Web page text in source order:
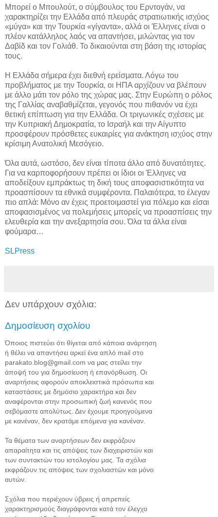
Μπορεί ο Μπουλούτ, ο σύμβουλος του Ερντογάν, να
χαρακτηρίζει την Ελλάδα από πλευράς στρατιωτικής ισχύος
«μύγα» και την Τουρκία «γίγαντα», αλλά οι Έλληνες είναι ο
πλέον κατάλληλος λαός να απαντήσει, μιλώντας για τον
Δαβίδ και τον Γολιάθ. Το δικαιούνται στη βάση της ιστορίας
τους.
Η Ελλάδα σήμερα έχει διεθνή ερείσματα. Λόγω του
προβλήματος με την Τουρκία, οι ΗΠΑ αρχίζουν να βλέπουν
με άλλο μάτι τον ρόλο της χώρας μας. Στην Ευρώπη ο ρόλος
της Γαλλίας αναβαθμίζεται, γεγονός που πιθανόν να έχει
θετική επίπτωση για την Ελλάδα. Οι τριγωνικές σχέσεις με
την Κυπριακή Δημοκρατία, το Ισραήλ και την Αίγυπτο
προσφέρουν πρόσθετες ευκαιρίες για ανάκτηση ισχύος στην
κρίσιμη Ανατολική Μεσόγειο.
Όλα αυτά, ωστόσο, δεν είναι τίποτα άλλο από δυνατότητες.
Για να καρποφορήσουν πρέπει οι ίδιοι οι Έλληνες να
αποδείξουν εμπράκτως τη δική τους αποφασιστικότητα να
προασπίσουν τα εθνικά συμφέροντα. Παλαιότερα, το έλεγαν
πιο απλά: Μόνο αν έχεις προετοιμαστεί για πόλεμο και είσαι
αποφασισμένος να πολεμήσεις μπορείς να προασπίσεις την
ελευθερία και την ανεξαρτησία σου. Όλα τα άλλα είναι
φούμαρα…
SLPress
Δεν υπάρχουν σχόλια:
Δημοσίευση σχολίου
Όποιος πιστεύει ότι θίγεται από κάποια ανάρτηση
ή θέλει να απαντήσει αρκεί ένα απλό mail στο
parakato.blog@gmail.com να μας στείλει την
άποψή του για δημοσίευση ή επανόρθωση. Οι
αναρτήσεις αφορούν αποκλειστικά πρόσωπα και
καταστάσεις με δημόσιο χαρακτήρα και δεν
αναφέρονται στην προσωπική ζωή κανενός που
σεβόμαστε απολύτως. Δεν έχουμε προηγούμενα
με κανέναν, δεν κρατάμε επόμενα για κανέναν.
Τα θέματα των αναρτήσεων δεν εκφράζουν
απαραίτητα και τις απόψεις των διαχειριστών και
των συντακτών του ιστολογίου μας. Τα σχόλια
εκφράζουν τις απόψεις των σχολιαστών και μόνο
αυτών.
Σχόλια που περιέχουν ύβρεις ή απρεπείς
χαρακτηρισμούς διαγράφονται κατά τον έλεγχο